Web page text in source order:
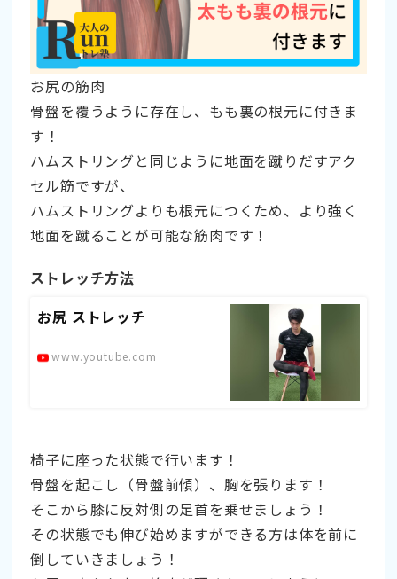
お尻の筋肉
骨盤を覆うように存在し、もも裏の根元に付きま
す！
ハムストリングと同じように地面を蹴りだすアク
セル筋ですが、
ハムストリングよりも根元につくため、より強く
地面を蹴ることが可能な筋肉です！
ストレッチ方法
お尻 ストレッチ
www.youtube.com
椅子に座った状態で行います！
骨盤を起こし（骨盤前傾）、胸を張ります！
そこから膝に反対側の足首を乗せましょう！
その状態でも伸び始めますができる方は体を前に
倒していきましょう！